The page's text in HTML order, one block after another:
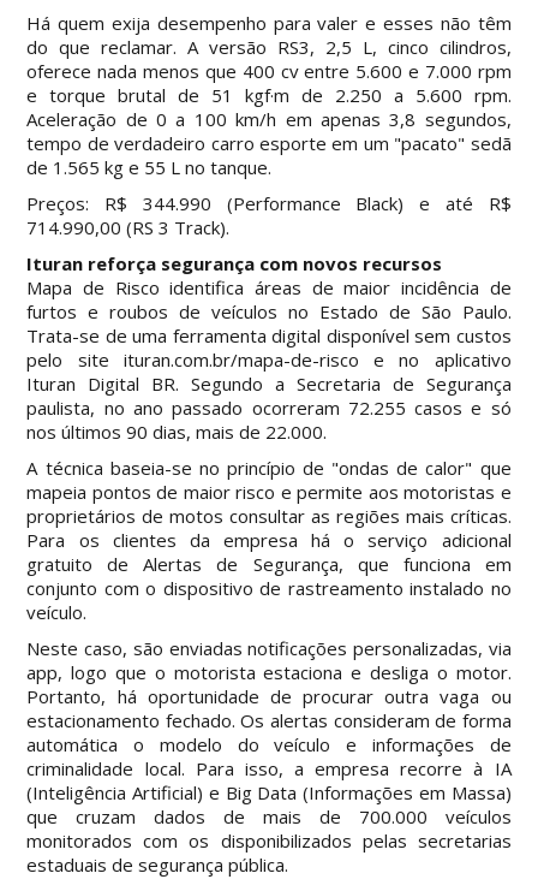
Há quem exija desempenho para valer e esses não têm
do que reclamar. A versão RS3, 2,5 L, cinco cilindros,
oferece nada menos que 400 cv entre 5.600 e 7.000 rpm
e torque brutal de 51 kgf·m de 2.250 a 5.600 rpm.
Aceleração de 0 a 100 km/h em apenas 3,8 segundos,
tempo de verdadeiro carro esporte em um "pacato" sedã
de 1.565 kg e 55 L no tanque.
Preços: R$ 344.990 (Performance Black) e até R$
714.990,00 (RS 3 Track).
Ituran reforça segurança com novos recursos
Mapa de Risco identifica áreas de maior incidência de
furtos e roubos de veículos no Estado de São Paulo.
Trata-se de uma ferramenta digital disponível sem custos
pelo site ituran.com.br/mapa-de-risco e no aplicativo
Ituran Digital BR. Segundo a Secretaria de Segurança
paulista, no ano passado ocorreram 72.255 casos e só
nos últimos 90 dias, mais de 22.000.
A técnica baseia-se no princípio de "ondas de calor" que
mapeia pontos de maior risco e permite aos motoristas e
proprietários de motos consultar as regiões mais críticas.
Para os clientes da empresa há o serviço adicional
gratuito de Alertas de Segurança, que funciona em
conjunto com o dispositivo de rastreamento instalado no
veículo.
Neste caso, são enviadas notificações personalizadas, via
app, logo que o motorista estaciona e desliga o motor.
Portanto, há oportunidade de procurar outra vaga ou
estacionamento fechado. Os alertas consideram de forma
automática o modelo do veículo e informações de
criminalidade local. Para isso, a empresa recorre à IA
(Inteligência Artificial) e Big Data (Informações em Massa)
que cruzam dados de mais de 700.000 veículos
monitorados com os disponibilizados pelas secretarias
estaduais de segurança pública.